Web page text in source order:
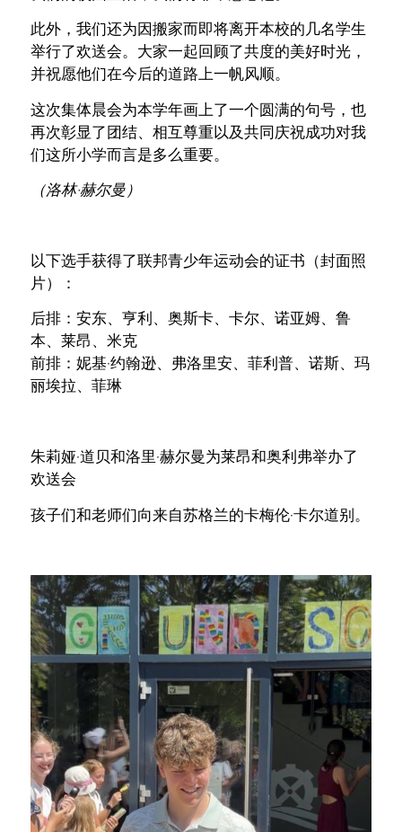
此外，我们还为因搬家而即将离开本校的几名学生
举行了欢送会。大家一起回顾了共度的美好时光，
并祝愿他们在今后的道路上一帆风顺。
这次集体晨会为本学年画上了一个圆满的句号，也
再次彰显了团结、相互尊重以及共同庆祝成功对我
们这所小学而言是多么重要。
（洛林·赫尔曼）
以下选手获得了联邦青少年运动会的证书（封面照
片）：
后排：安东、亨利、奥斯卡、卡尔、诺亚姆、鲁
本、莱昂、米克
前排：妮基·约翰逊、弗洛里安、菲利普、诺斯、玛
丽埃拉、菲琳
朱莉娅·道贝和洛里·赫尔曼为莱昂和奥利弗举办了
欢送会
孩子们和老师们向来自苏格兰的卡梅伦·卡尔道别。